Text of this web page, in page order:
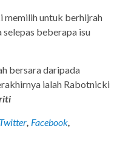
memilih untuk berhijrah
beberapa isu
bersara daripada
ialah Rabotnicki
Twitter Facebook